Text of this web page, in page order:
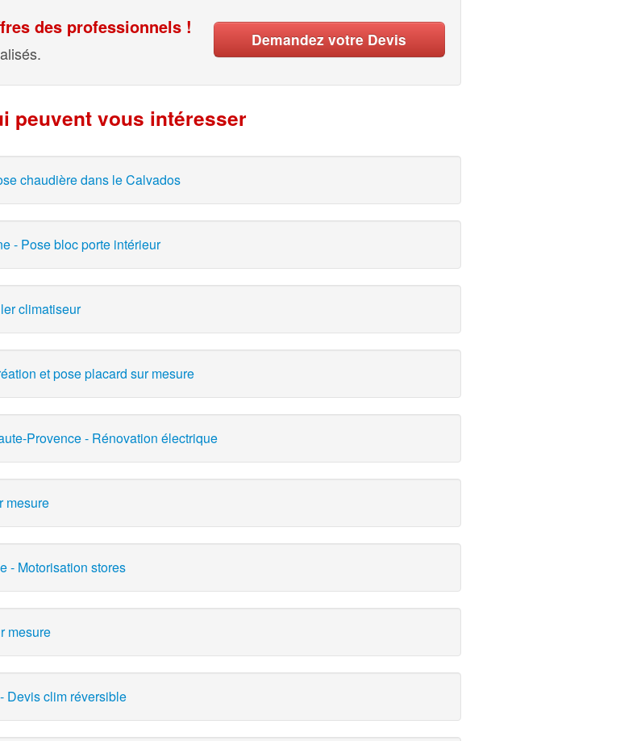
des professionnels !
Demandez votre Devis
peuvent vous intéresser
chaudière dans le Calvados
- Pose bloc porte intérieur
climatiseur
et pose placard sur mesure
Provence - Rénovation électrique
mesure
- Motorisation stores
mesure
Devis clim réversible